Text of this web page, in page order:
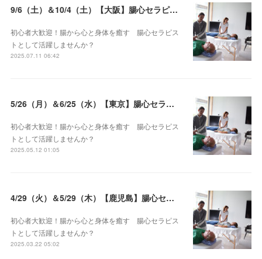
9/6（土）＆10/4（土）【大阪】腸心セラピスト養成コース《２日間コース》開講決定
初心者大歓迎！腸から心と身体を癒す 腸心セラピス
トとして活躍しませんか？
2025.07.11 06:42
5/26（月）＆6/25（水）【東京】腸心セラピスト養成コース《２日間コース》開講決定
初心者大歓迎！腸から心と身体を癒す 腸心セラピス
トとして活躍しませんか？
2025.05.12 01:05
4/29（火）＆5/29（木）【鹿児島】腸心セラピスト養成コース《２日間コース》開講決定
初心者大歓迎！腸から心と身体を癒す 腸心セラピス
トとして活躍しませんか？
2025.03.22 05:02